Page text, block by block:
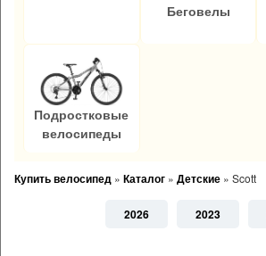
Беговелы
Подростковые
велосипеды
Купить велосипед » Каталог » Детские » Scott
2026 2023